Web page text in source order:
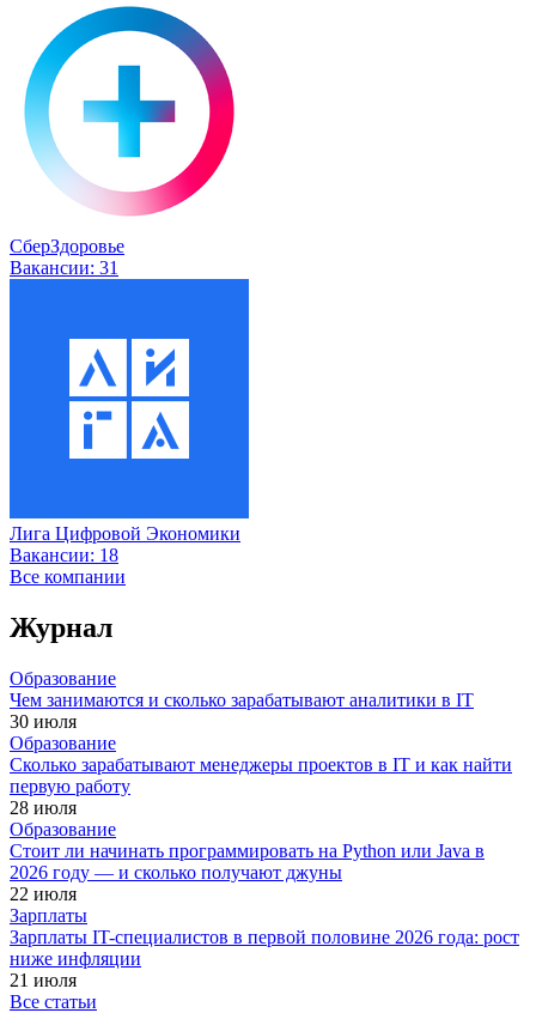
СберЗдоровье
Вакансии: 31
Лига Цифровой Экономики
Вакансии: 18
Все компании
Журнал
Образование
Чем занимаются и сколько зарабатывают аналитики в IT
30 июля
Образование
Сколько зарабатывают менеджеры проектов в IT и как найти
первую работу
28 июля
Образование
Стоит ли начинать программировать на Python или Java в
2026 году — и сколько получают джуны
22 июля
Зарплаты
Зарплаты IT-специалистов в первой половине 2026 года: рост
ниже инфляции
21 июля
Все статьи